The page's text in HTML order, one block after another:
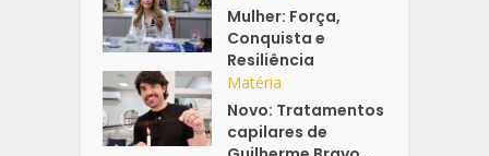
Mulher: Força,
Conquista e
Resiliência
Matéria
Novo: Tratamentos
capilares de